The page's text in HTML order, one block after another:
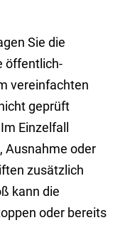
Sie die
öffentlich-
vereinfachten
geprüft
Einzelfall
Ausnahme oder
zusätzlich
kann die
oder bereits